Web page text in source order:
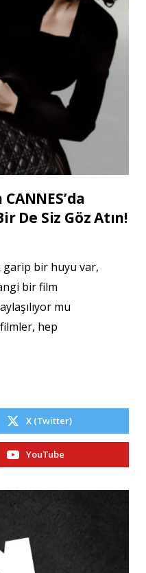
CANNES’da
De Siz Göz Atın!
garip bir huyu var,
bir film
mu
hep
X (Twitter)
YouTube